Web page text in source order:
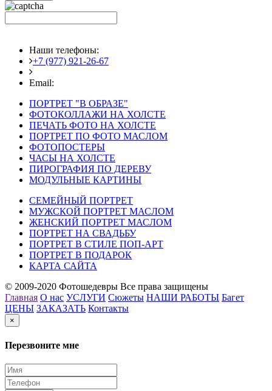
Наши телефоны:
+7 (977) 921-26-67
Email:
ПОРТРЕТ "В ОБРАЗЕ"
ФОТОКОЛЛАЖИ НА ХОЛСТЕ
ПЕЧАТЬ ФОТО НА ХОЛСТЕ
ПОРТРЕТ ПО ФОТО МАСЛОМ
ФОТОПОСТЕРЫ
ЧАСЫ НА ХОЛСТЕ
ПИРОГРАФИЯ ПО ДЕРЕВУ
МОДУЛЬНЫЕ КАРТИНЫ
СЕМЕЙНЫЙ ПОРТРЕТ
МУЖСКОЙ ПОРТРЕТ МАСЛОМ
ЖЕНСКИЙ ПОРТРЕТ МАСЛОМ
ПОРТРЕТ НА СВАДЬБУ
ПОРТРЕТ В СТИЛЕ ПОП-АРТ
ПОРТРЕТ В ПОДАРОК
КАРТА САЙТА
© 2009-2020 Фотошедевры Все права защищены
Главная О нас УСЛУГИ Сюжеты НАШИ РАБОТЫ Багет
ЦЕНЫ ЗАКАЗАТЬ Контакты
×
Перезвоните мне